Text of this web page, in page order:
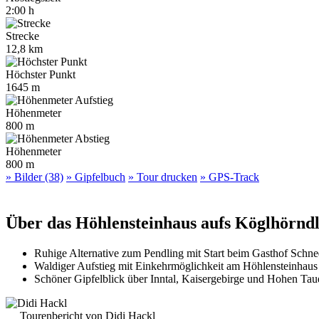
2:00 h
Strecke
12,8 km
Höchster Punkt
1645 m
Höhenmeter
800 m
Höhenmeter
800 m
» Bilder (38) » Gipfelbuch » Tour drucken » GPS-Track
Über das Höhlensteinhaus aufs Köglhörndl
Ruhige Alternative zum Pendling mit Start beim Gasthof
Waldiger Aufstieg mit Einkehrmöglichkeit am Höhlensteinhaus
Schöner Gipfelblick über Inntal, Kaisergebirge und Hohen
Tourenbericht von Didi Hackl